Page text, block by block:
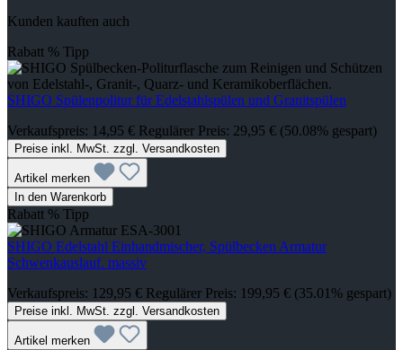
Kunden kauften auch
Rabatt % Tipp
SHIGO Spülenpolitur für Edelstahlspülen und Granitspülen
Verkaufspreis: 14,95 € Regulärer Preis: 29,95 € (50.08% gespart)
Preise inkl. MwSt. zzgl. Versandkosten
Artikel merken
In den Warenkorb
Rabatt % Tipp
SHIGO Edelstahl Einhandmischer, Spülbecken Armatur
Schwenkauslauf. massiv
Verkaufspreis: 129,95 € Regulärer Preis: 199,95 € (35.01% gespart)
Preise inkl. MwSt. zzgl. Versandkosten
Artikel merken